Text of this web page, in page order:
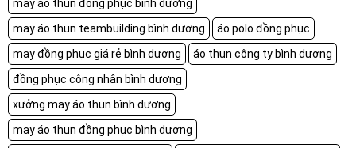
may áo thun đồng phục bình dương
may áo thun teambuilding bình dương
áo polo đồng phục
may đồng phục giá rẻ bình dương
áo thun công ty bình dương
đồng phục công nhân bình dương
xưởng may áo thun bình dương
may áo thun đồng phục bình dương